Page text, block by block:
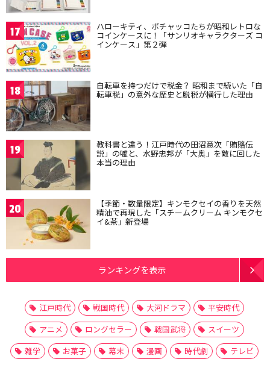
17 ハローキティ、ポチャッコたちが昭和レトロな
コインケースに！「サンリオキャラクターズ コ
インケース」第２弾
18 自転車を持つだけで税金？ 昭和まで続いた「自
転車税」の意外な歴史と脱税が横行した理由
19 教科書と違う！江戸時代の田沼意次「賄賂伝
説」の嘘と、水野忠邦が「大奥」を敵に回した
本当の理由
20 【季節・数量限定】キンモクセイの香りを天然
精油で再現した「スチームクリーム キンモクセ
イ&茶」新登場
ランキングを表示
江戸時代 戦国時代 大河ドラマ
平安時代
アニメ
ロングセラー 戦国武将
スイーツ
雑学
お菓子 幕末 漫画 時代劇
テレビ